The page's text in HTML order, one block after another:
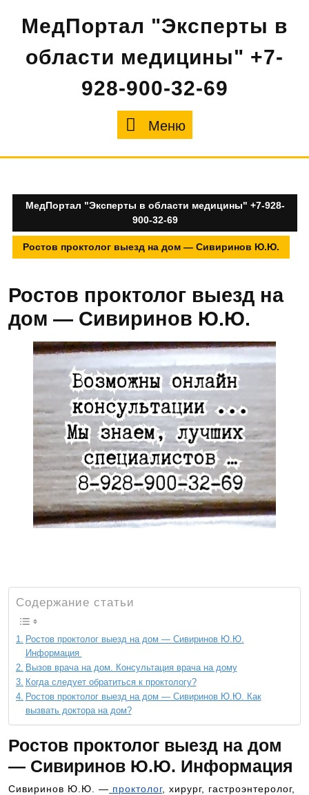
содержимому
МедПортал "Эксперты в
области медицины" +7-
928-900-32-69
Меню
МедПортал "Эксперты в области медицины" +7-928-
900-32-69
Ростов проктолог выезд на дом — Сивиринов Ю.Ю.
Ростов проктолог выезд на
дом — Сивиринов Ю.Ю.
Содержание статьи
Ростов проктолог выезд на дом — Сивиринов Ю.Ю.
Информация
Вызов врача на дом. Консультация врача на дому
Когда следует обратиться к проктологу?
Ростов проктолог выезд на дом — Сивиринов Ю.Ю. Как
вызвать доктора на дом?
Ростов проктолог выезд на дом
— Сивиринов Ю.Ю. Информация
Сивиринов Ю.Ю. — проктолог, хирург, гастроэнтеролог,